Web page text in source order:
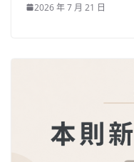
2026 年 7 月 21 日